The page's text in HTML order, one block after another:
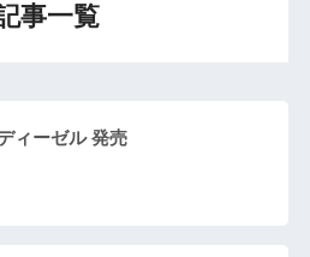
事一覧
ィーゼル 発売